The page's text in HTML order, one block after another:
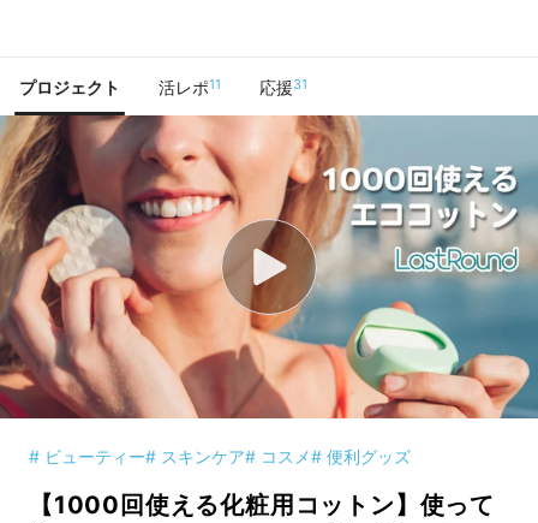
プロジェクト 活レポ11 応援31
# ビューティー# スキンケア# コスメ# 便利グッズ
【1000回使える化粧用コットン】使って